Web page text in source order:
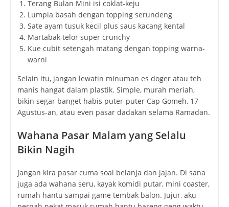
Terang Bulan Mini isi coklat-keju
Lumpia basah dengan topping serundeng
Sate ayam tusuk kecil plus saus kacang kental
Martabak telor super crunchy
Kue cubit setengah matang dengan topping warna-
warni
Selain itu, jangan lewatin minuman es doger atau teh
manis hangat dalam plastik. Simple, murah meriah,
bikin segar banget habis puter-puter Cap Gomeh, 17
Agustus-an, atau even pasar dadakan selama Ramadan.
Wahana Pasar Malam yang Selalu
Bikin Nagih
Jangan kira pasar cuma soal belanja dan jajan. Di sana
juga ada wahana seru, kayak komidi putar, mini coaster,
rumah hantu sampai game tembak balon. Jujur, aku